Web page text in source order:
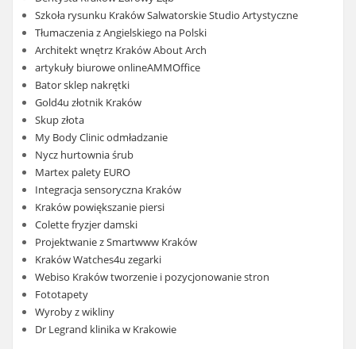
Szkoła rysunku Kraków Salwatorskie Studio Artystyczne
Tłumaczenia z Angielskiego na Polski
Architekt wnętrz Kraków About Arch
artykuły biurowe onlineAMMOffice
Bator sklep nakrętki
Gold4u złotnik Kraków
Skup złota
My Body Clinic odmładzanie
Nycz hurtownia śrub
Martex palety EURO
Integracja sensoryczna Kraków
Kraków powiększanie piersi
Colette fryzjer damski
Projektwanie z Smartwww Kraków
Kraków Watches4u zegarki
Webiso Kraków tworzenie i pozycjonowanie stron
Fototapety
Wyroby z wikliny
Dr Legrand klinika w Krakowie